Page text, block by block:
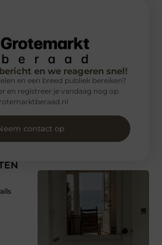
en we reageren snel!
en een breed publiek bereiken?
en registreer je vandaag nog op
contact op